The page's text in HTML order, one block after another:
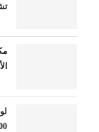
100 قرض فقط